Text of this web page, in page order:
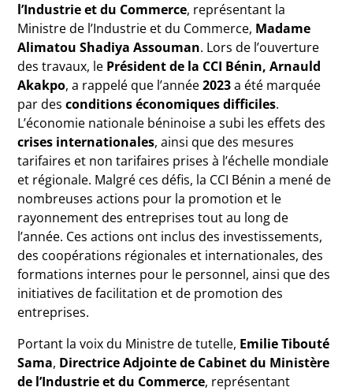
l’Industrie et du Commerce, représentant la
Ministre de l’Industrie et du Commerce, Madame
Alimatou Shadiya Assouman. Lors de l’ouverture
des travaux, le Président de la CCI Bénin, Arnauld
Akakpo, a rappelé que l’année2023a été marquée
par desconditions économiques difficiles.
L’économie nationale béninoise a subi les effets des
crises internationales, ainsi que des mesures
tarifaires et non tarifaires prises à l’échelle mondiale
et régionale. Malgré ces défis, la CCI Bénin a mené de
nombreuses actions pour la promotion et le
rayonnement des entreprises tout au long de
l’année. Ces actions ont inclus des investissements,
des coopérations régionales et internationales, des
formations internes pour le personnel, ainsi que des
initiatives de facilitation et de promotion des
entreprises.
Portant la voix du Ministre de tutelle, Emilie Tibouté
Sama, Directrice Adjointe de Cabinet du Ministère
de l’Industrie et du Commerce, représentant